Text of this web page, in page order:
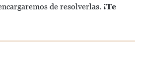
de resolverlas. ¡Te